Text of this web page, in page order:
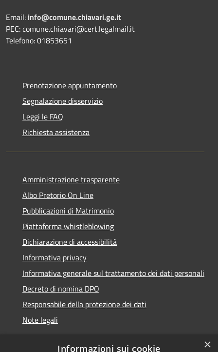
Email: info@comune.chiavari.ge.it
PEC: comune.chiavari@cert.legalmail.it
Telefono: 01853651
Prenotazione appuntamento
Segnalazione disservizio
Leggi le FAQ
Richiesta assistenza
Amministrazione trasparente
Albo Pretorio On Line
Pubblicazioni di Matrimonio
Piattaforma whistleblowing
Dichiarazione di accessibilità
Informativa privacy
Informativa generale sul trattamento dei dati personali
Decreto di nomina DPO
Responsabile della protezione dei dati
Note legali
×
Informazioni sui cookie